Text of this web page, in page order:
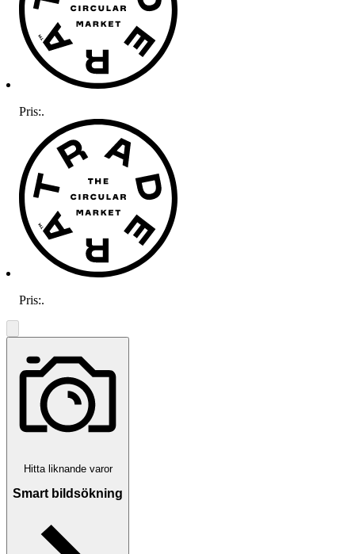
Pris:.
Pris:.
Hitta liknande varor
Smart bildsökning